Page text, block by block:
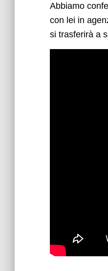
Abbiamo
con lei in
si trasferirà a